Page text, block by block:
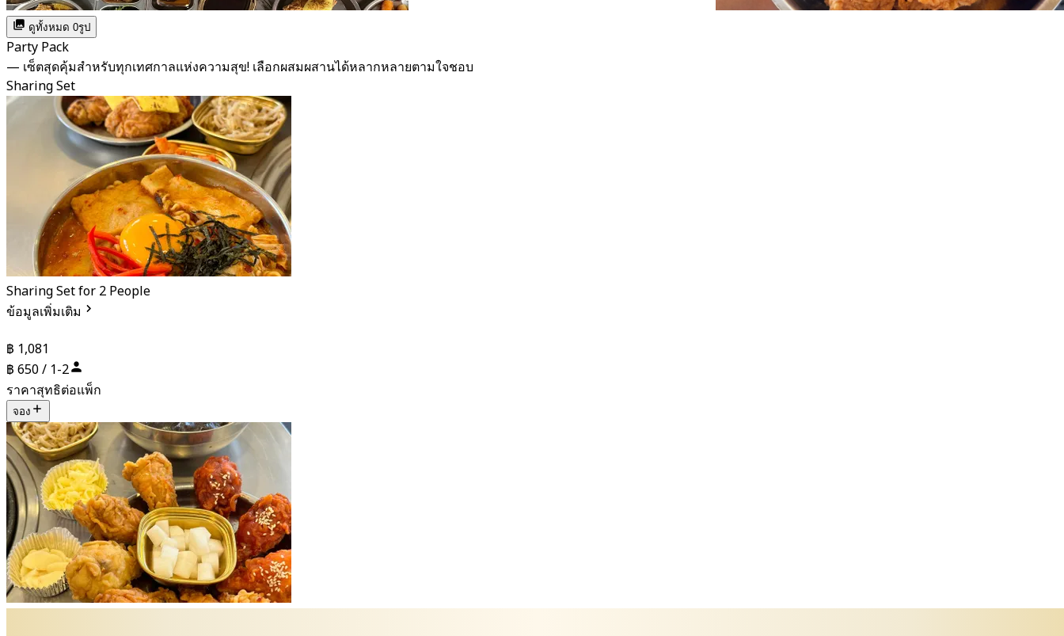
ดูทั้งหมด 0รูป
Party Pack
— เซ็ตสุดคุ้มสำหรับทุกเทศกาลแห่งความสุข! เลือกผสมผสานได้หลากหลายตามใจชอบ
Sharing Set
Sharing Set for 2 People
ข้อมูลเพิ่มเติม
฿ 1,081
฿ 650 / 1-2
ราคาสุทธิต่อแพ็ก
จอง